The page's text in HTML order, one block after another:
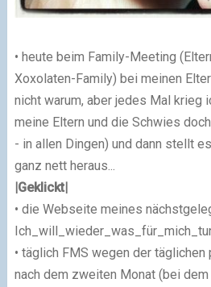
• heute beim Family-Meeting
Xoxolaten-Family) bei meinen
nicht warum, aber jedes Mal krieg
meine Eltern und die Schwies
- in allen Dingen) und dann stellt
ganz nett heraus...
|Geklickt|
• die Webseite meines
• täglich FMS wegen der täglichen
nach dem zweiten Monat (bei